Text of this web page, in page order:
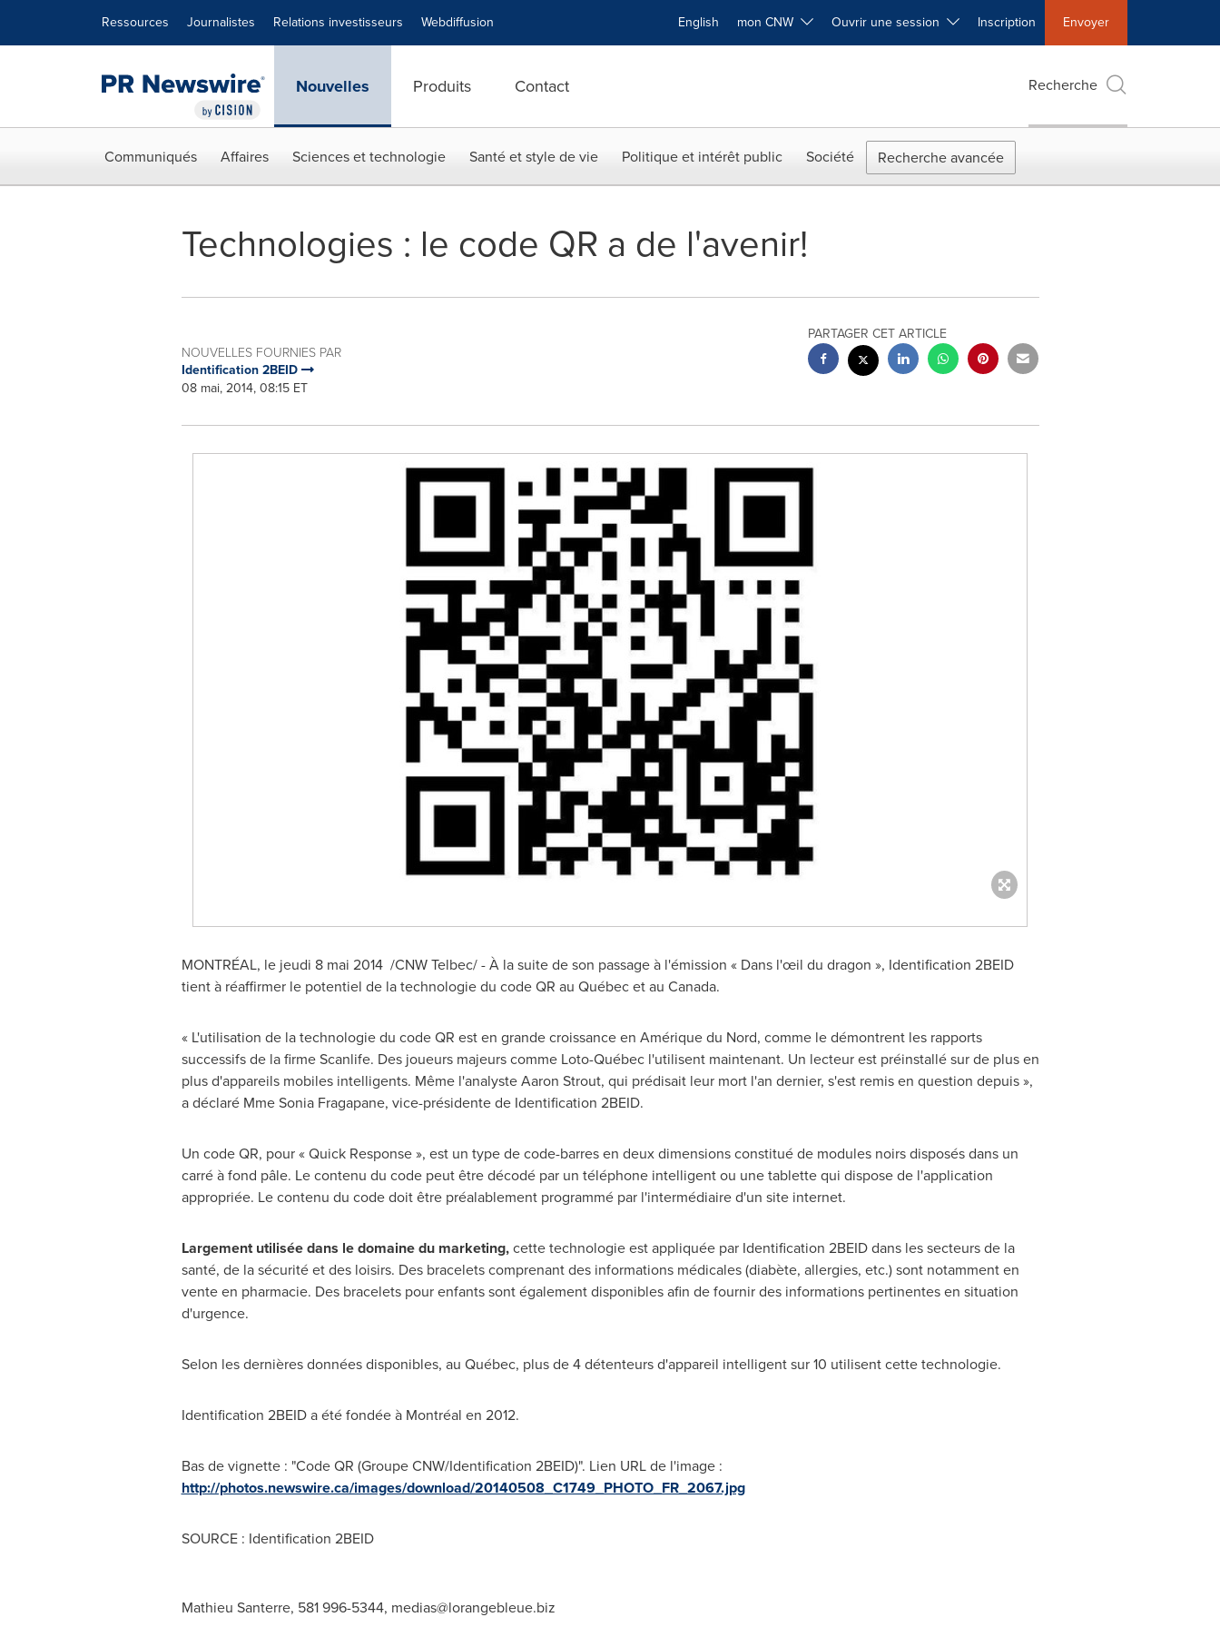
Ressources Journalistes Relations investisseurs Webdiffusion English mon CNW Ouvrir une session Inscription Envoyer
Nouvelles Produits Contact Recherche
Communiqués Affaires Sciences et technologie Santé et style de vie Politique et intérêt public Société Recherche avancée
Technologies : le code QR a de l'avenir!
NOUVELLES FOURNIES PAR
Identification 2BEID
08 mai, 2014, 08:15 ET
PARTAGER CET ARTICLE
MONTRÉAL, le jeudi 8 mai 2014 /CNW Telbec/ - À la suite de son passage à l'émission « Dans l'œil du dragon », Identification 2BEID
tient à réaffirmer le potentiel de la technologie du code QR au Québec et au Canada.
« L'utilisation de la technologie du code QR est en grande croissance en Amérique du Nord, comme le démontrent les rapports
successifs de la firme Scanlife. Des joueurs majeurs comme Loto-Québec l'utilisent maintenant. Un lecteur est préinstallé sur de plus en
plus d'appareils mobiles intelligents. Même l'analysteAaron Strout, qui prédisait leur mort l'an dernier, s'est remis en question depuis »,
a déclaré Mme Sonia Fragapane, vice-présidente de Identification 2BEID.
Un code QR, pour « Quick Response », est un type de code-barres en deux dimensions constitué de modules noirs disposés dans un
carré à fond pâle. Le contenu du code peut être décodé par un téléphone intelligent ou une tablette qui dispose de l'application
appropriée. Le contenu du code doit être préalablement programmé par l'intermédiaire d'un site internet.
Largement utilisée dans le domaine du marketing,cette technologie est appliquée par Identification 2BEID dans les secteurs de la
santé, de la sécurité et des loisirs. Des bracelets comprenant des informations médicales (diabète, allergies, etc.) sont notamment en
vente en pharmacie. Des bracelets pour enfants sont également disponibles afin de fournir des informations pertinentes en situation
d'urgence.
Selon les dernières données disponibles, au Québec, plus de 4 détenteurs d'appareil intelligent sur 10 utilisent cette technologie.
Identification 2BEID a été fondée à Montréal en 2012.
Bas de vignette : "Code QR (Groupe CNW/Identification 2BEID)". Lien URL de l'image :
http://photos.newswire.ca/images/download/20140508_C1749_PHOTO_FR_2067.jpg
SOURCE : Identification 2BEID
Mathieu Santerre, 581 996-5344, medias@lorangebleue.biz